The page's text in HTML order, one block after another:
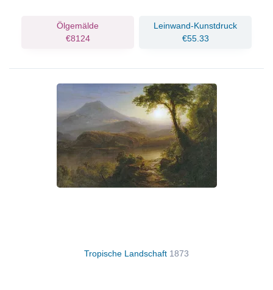
Ölgemälde
€8124
Leinwand-Kunstdruck
€55.33
Tropische Landschaft 1873